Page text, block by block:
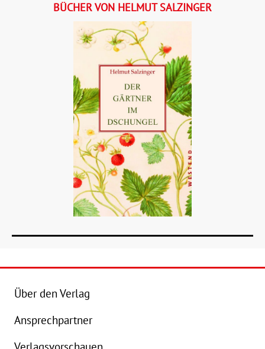
BÜCHER VON HELMUT SALZINGER
Über den Verlag
Ansprechpartner